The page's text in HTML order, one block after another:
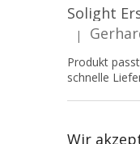
Die
|
Produkt
schnelle
Wir